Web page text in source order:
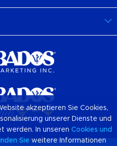
akzeptieren Sie Cookies,
unserer Dienste und
werden. In unseren Cookies und
Sie weitere Informationen